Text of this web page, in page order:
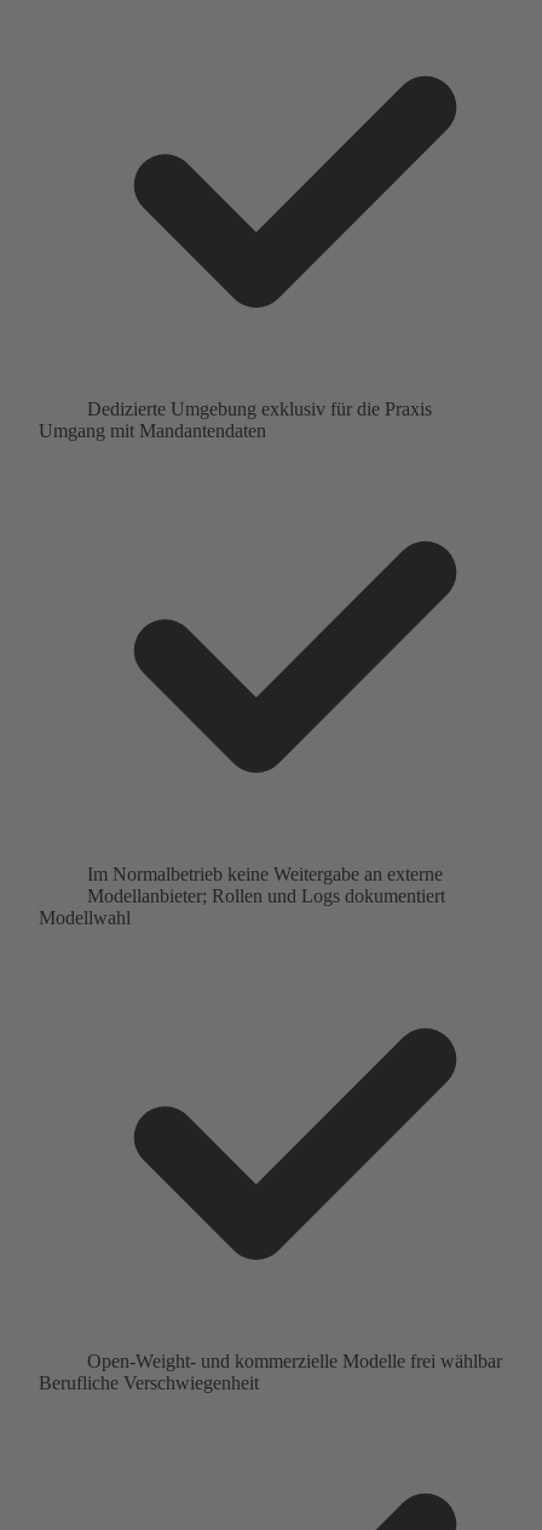
Dedizierte Umgebung exklusiv für die Praxis
Umgang mit Mandantendaten
Im Normalbetrieb keine Weitergabe an externe
Modellanbieter; Rollen und Logs dokumentiert
Modellwahl
Open-Weight- und kommerzielle Modelle frei wählbar
Berufliche Verschwiegenheit